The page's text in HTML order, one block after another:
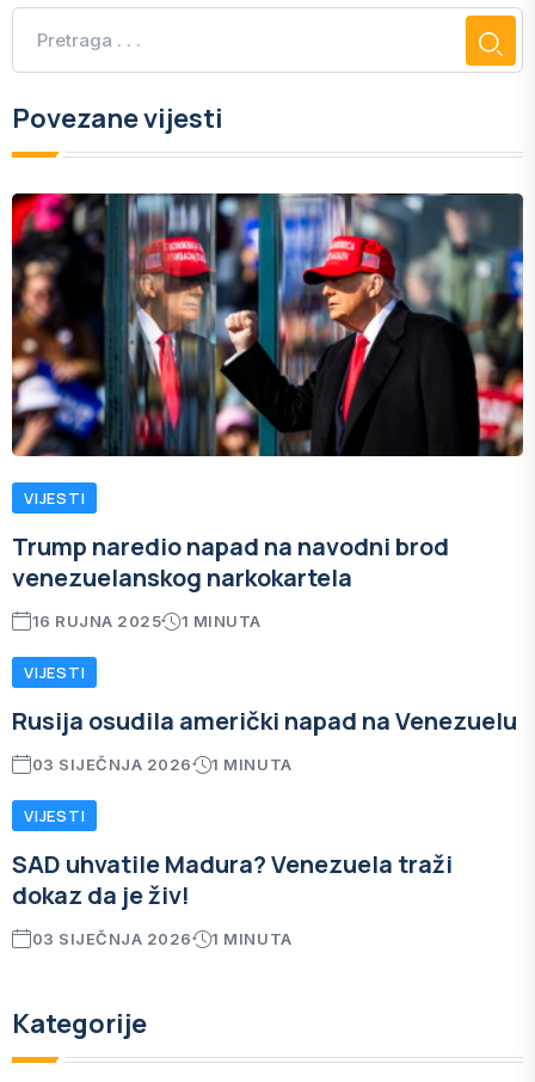
Povezane vijesti
VIJESTI
Trump naredio napad na navodni brod
venezuelanskog narkokartela
16 RUJNA 2025 1 MINUTA
VIJESTI
Rusija osudila američki napad na Venezuelu
03 SIJEČNJA 2026 1 MINUTA
VIJESTI
SAD uhvatile Madura? Venezuela traži
dokaz da je živ!
03 SIJEČNJA 2026 1 MINUTA
Kategorije